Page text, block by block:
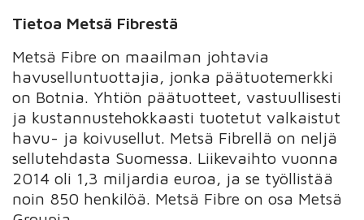
Tietoa Metsä Fibrestä
Metsä Fibre on maailman johtavia
havuselluntuottajia, jonka päätuotemerkki
on Botnia. Yhtiön päätuotteet, vastuullisesti
ja kustannustehokkaasti tuotetut valkaistut
havu- ja koivusellut. Metsä Fibrellä on neljä
sellutehdasta Suomessa. Liikevaihto vuonna
2014 oli 1,3 miljardia euroa, ja se työllistää
noin 850 henkilöä. Metsä Fibre on osa Metsä